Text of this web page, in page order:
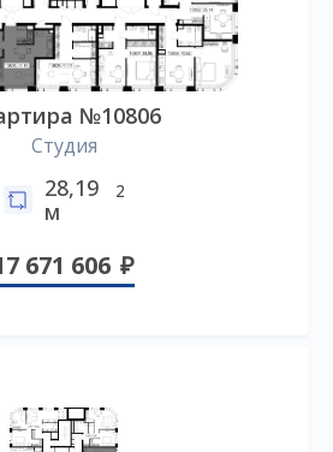
№10806
Студия
28,19
м
2
671 606